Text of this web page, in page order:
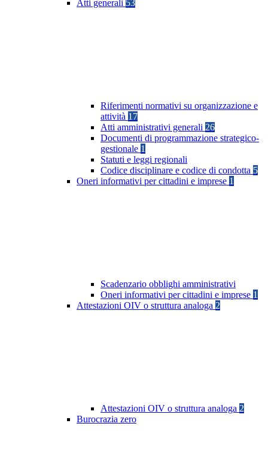
Atti generali 53
Riferimenti normativi su organizzazione e
attività 17
Atti amministrativi generali 26
Documenti di programmazione strategico-
gestionale 1
Statuti e leggi regionali
Codice disciplinare e codice di condotta 5
Oneri informativi per cittadini e imprese 1
Scadenzario obblighi amministrativi
Oneri informativi per cittadini e imprese 1
Attestazioni OIV o struttura analoga 2
Attestazioni OIV o struttura analoga 2
Burocrazia zero